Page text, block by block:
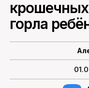
горла